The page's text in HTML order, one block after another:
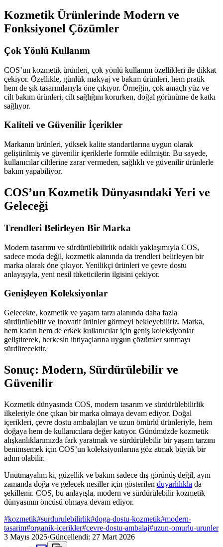
Kozmetik Ürünlerinde Modern ve
Fonksiyonel Çözümler
Çok Yönlü Kullanım
COS’un kozmetik ürünleri, çok yönlü kullanım özellikleri ile dikkat
çekiyor. Özellikle, günlük makyaj ve bakım ürünleri, hem pratik
hem de şık tasarımlarıyla öne çıkıyor. Örneğin, çok amaçlı yüz ve
cilt bakım ürünleri, cilt sağlığını korurken, doğal görünüme de katkı
sağlıyor.
Kaliteli ve Güvenilir İçerikler
Markanın ürünleri, yüksek kalite standartlarına uygun olarak
geliştirilmiş ve güvenilir içeriklerle formüle edilmiştir. Bu sayede,
kullanıcılar ciltlerine zarar vermeden, sağlıklı ve güvenilir ürünlerle
bakım yapabiliyor.
COS’un Kozmetik Dünyasındaki Yeri ve
Geleceği
Trendleri Belirleyen Bir Marka
Modern tasarımı ve sürdürülebilirlik odaklı yaklaşımıyla COS,
sadece moda değil, kozmetik alanında da trendleri belirleyen bir
marka olarak öne çıkıyor. Yenilikçi ürünleri ve çevre dostu
anlayışıyla, yeni nesil tüketicilerin ilgisini çekiyor.
Genişleyen Koleksiyonlar
Gelecekte, kozmetik ve yaşam tarzı alanında daha fazla
sürdürülebilir ve inovatif ürünler görmeyi bekleyebiliriz. Marka,
hem kadın hem de erkek kullanıcılar için geniş koleksiyonlar
geliştirerek, herkesin ihtiyaçlarına uygun çözümler sunmayı
sürdürecektir.
Sonuç: Modern, Sürdürülebilir ve
Güvenilir
Kozmetik dünyasında COS, modern tasarım ve sürdürülebilirlik
ilkeleriyle öne çıkan bir marka olmaya devam ediyor. Doğal
içerikleri, çevre dostu ambalajları ve uzun ömürlü ürünleriyle, hem
doğaya hem de kullanıcılara değer katıyor. Günümüzde kozmetik
alışkanlıklarımızda fark yaratmak ve sürdürülebilir bir yaşam tarzını
benimsemek için COS’un koleksiyonlarına göz atmak büyük bir
adım olabilir.
Unutmayalım ki, güzellik ve bakım sadece dış görünüş değil, aynı
zamanda doğa ve gelecek nesiller için gösterilen duyarlılıkla da
şekillenir. COS, bu anlayışla, modern ve sürdürülebilir kozmetik
dünyasının öncüsü olmaya devam ediyor.
#kozmetik#surdurulebilirlik#doga-dostu-kozmetik#modern-
tasarim#organik-icerikler#cevre-dostu-ambalaj#uzun-omurlu-urunler
3 Mayıs 2025·Güncellendi: 27 Mart 2026